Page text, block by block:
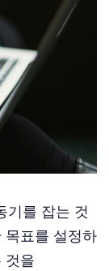
기를 잡는 것
목표를 설정하
것을